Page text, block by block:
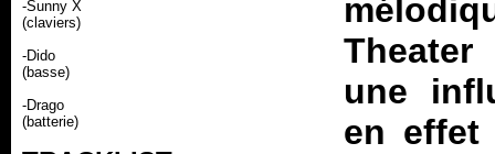
-Sunny X
(claviers)
-Dido
(basse)
-Drago
(batterie)
une
en effet